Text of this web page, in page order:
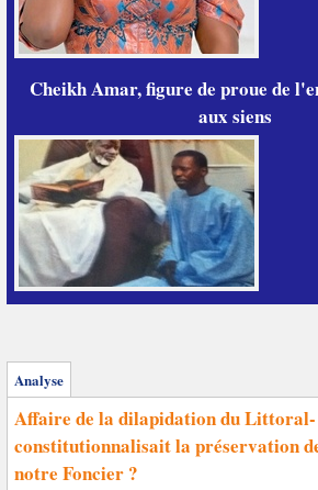
Cheikh Amar, figure de proue de
aux siens
Analyse
Affaire de la dilapidation du Littoral-
constitutionnalisait la préservation
notre Foncier ?